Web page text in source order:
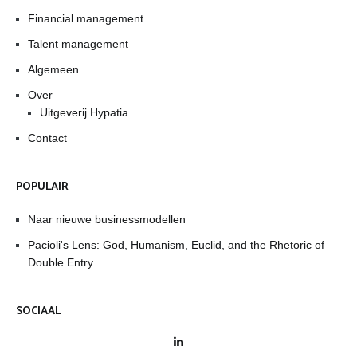
Financial management
Talent management
Algemeen
Over
Uitgeverij Hypatia
Contact
POPULAIR
Naar nieuwe businessmodellen
Pacioli's Lens: God, Humanism, Euclid, and the Rhetoric of
Double Entry
SOCIAAL